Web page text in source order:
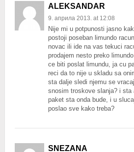
ALEKSANDAR
9. априла 2013. at 12:08
Nije mi u potpunosti jasno
postoji poseban limundo
novac ili ide na vas tekuci
prodajem nesto preko
ce biti poslat limundu, ja cu
reci da to nije u skladu sa
sta dalje sledi njemu se
snosim troskove slanja? i sta
paket sta onda bude, i u
poslao sve kako treba?
SNEZANA